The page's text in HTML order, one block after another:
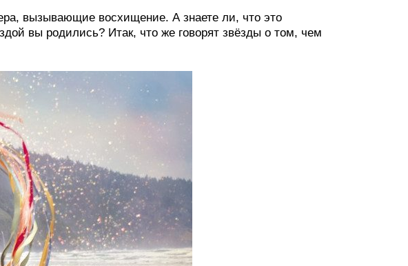
вызывающие восхищение. А знаете ли, что это
вы родились? Итак, что же говорят звёзды о том, чем